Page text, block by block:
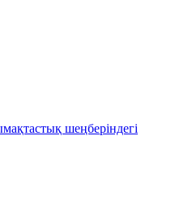
шеңберіндегі